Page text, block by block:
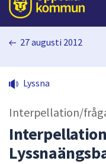
Till sidans
27 augusti 2012
Lyssna
Interpellation/